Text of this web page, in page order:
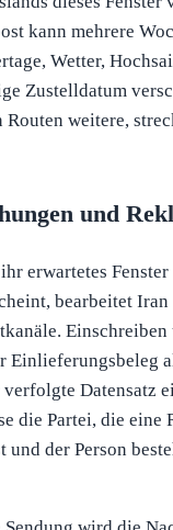
kann mehrere
Wetter,
Zustelldatum
weitere,
und
erwartetes
bearbeitet
Einschreiben
Einlieferungsbeleg
Datensatz
die Partei, die eine
der Person